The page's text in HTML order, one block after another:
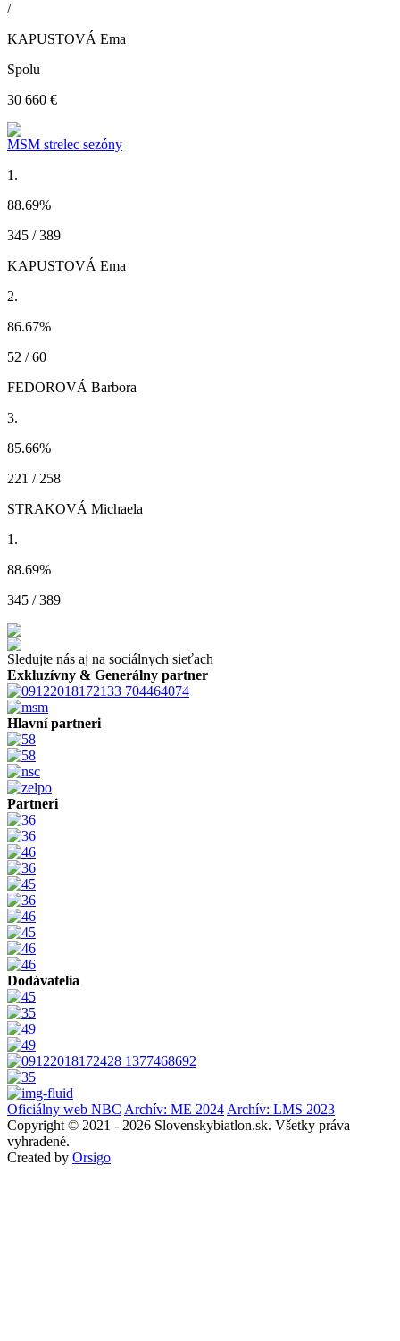
/
KAPUSTOVÁ Ema
Spolu
30 660 €
MSM strelec sezóny
1.
88.69%
345 / 389
KAPUSTOVÁ Ema
2.
86.67%
52 / 60
FEDOROVÁ Barbora
3.
85.66%
221 / 258
STRAKOVÁ Michaela
1.
88.69%
345 / 389
Sledujte nás aj na sociálnych sieťach
Exkluzívny & Generálny partner
Hlavní partneri
Partneri
Dodávatelia
Oficiálny web NBC Archív: ME 2024 Archív: LMS 2023
Copyright © 2021 - 2026 Slovenskybiatlon.sk. Všetky práva
vyhradené.
Created by Orsigo